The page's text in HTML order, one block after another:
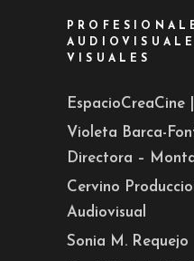
VISUALES
EspacioCreaCine
Violeta Barca-
Directora –
Cervino
Audiovisual
Sonia M.